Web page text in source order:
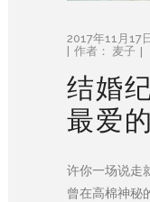
2017年11月17日
作者： 麦子
结婚
最爱
许你一场说走
曾在高棉神秘